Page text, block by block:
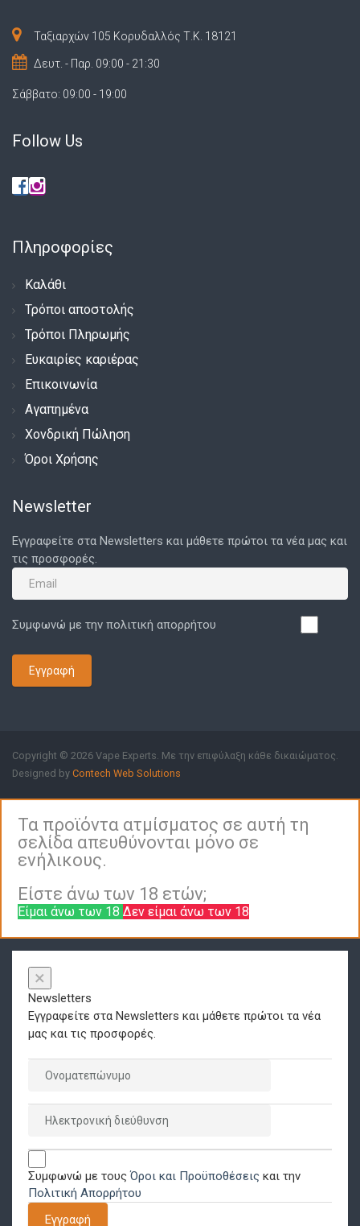
Ταξιαρχών 105 Κορυδαλλός Τ.Κ. 18121
Δευτ. - Παρ. 09:00 - 21:30
Σάββατο: 09:00 - 19:00
Follow Us
Πληροφορίες
Καλάθι
Τρόποι αποστολής
Τρόποι Πληρωμής
Ευκαιρίες καριέρας
Επικοινωνία
Αγαπημένα
Χονδρική Πώληση
Όροι Χρήσης
Newsletter
Εγγραφείτε στα Newsletters και μάθετε πρώτοι τα νέα μας και
τις προσφορές.
Συμφωνώ με την πολιτική απορρήτου
Εγγραφή
Copyright © 2026 Vape Experts. Με την επιφύλαξη κάθε δικαιώματος.
Designed by Contech Web Solutions
Τα προϊόντα ατμίσματος σε αυτή τη
σελίδα απευθύνονται μόνο σε
ενήλικους.
Είστε άνω των 18 ετών;
Είμαι άνω των 18 Δεν είμαι άνω των 18
×
Newsletters
Εγγραφείτε στα Newsletters και μάθετε πρώτοι τα νέα
μας και τις προσφορές.
Συμφωνώ με τουςΌροι και Προϋποθέσεις και την
Πολιτική Απορρήτου